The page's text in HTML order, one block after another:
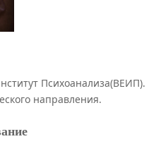
Психоанализа(ВЕИП).
направления.